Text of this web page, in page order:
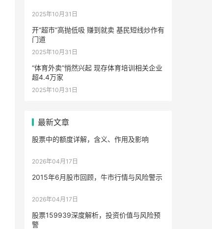
2025年10月31日
开“超市”高抛低吸 赚到就卖 基民短线炒作有
门道
2025年10月31日
“体育外卖”悄然兴起 现存体育培训相关企业
超4.4万家
2025年10月31日
最新文章
股票中的额度详解，含义、作用及影响
2026年04月17日
2015年6月股市回顾，牛市行情与风险警示
2026年04月17日
股票159939深度解析，投资价值与风险预
警